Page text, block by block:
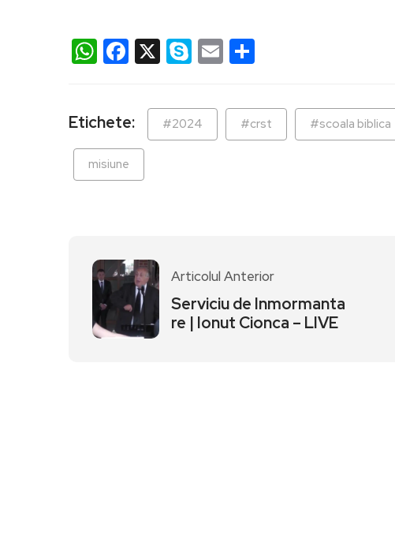
WhatsApp
Facebook
X Skype
Email
Etichete: #2024 #crst #scoala biblica
misiune
Articolul Anterior
Serviciu de Inmormanta
re | Ionut Cionca – LIVE